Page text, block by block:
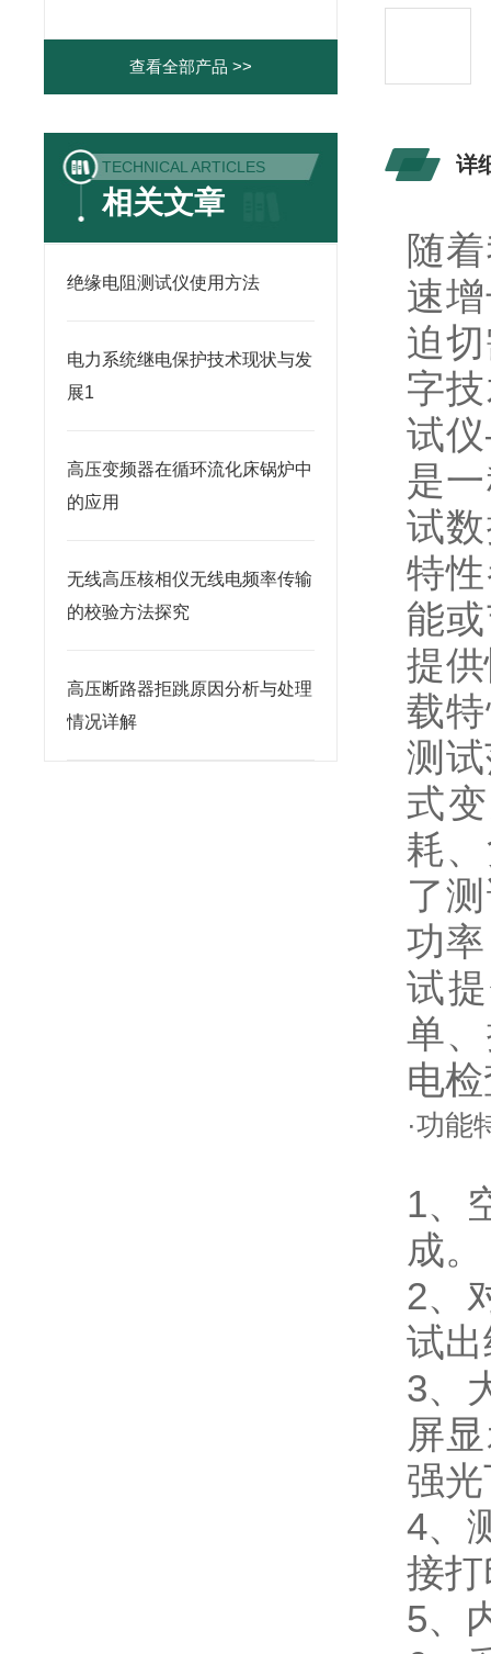
查看全部产品 >>
TECHNICAL ARTICLES
相关文章
绝缘电阻测试仪使用方法
电力系统继电保护技术现状与发
展1
高压变频器在循环流化床锅炉中
的应用
无线高压核相仪无线电频率传输
的校验方法探究
高压断路器拒跳原因分析与处理
情况详解
详
随
速
迫
字
试
是
试
特
能
提
载
测
式
耗
了
功
试
单
电
·功能
1、
成。
2、
试
3、
屏
强
4、
接
5、